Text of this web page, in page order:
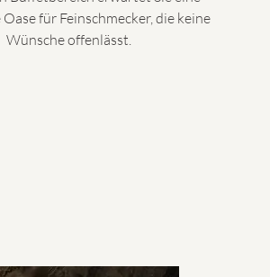
für Feinschmecker, die keine
Wünsche offenlässt.